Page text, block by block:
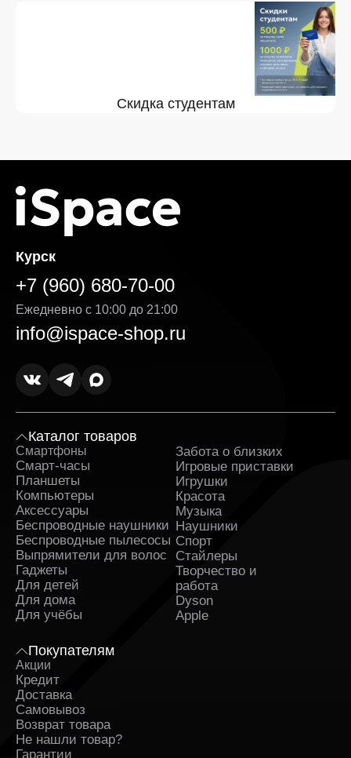
Скидка студентам
Курск
+7 (960) 680-70-00
Ежедневно с 10:00 до 21:00
info@ispace-shop.ru
Каталог товаров
Смартфоны
Смарт-часы
Планшеты
Компьютеры
Аксессуары
Беспроводные наушники
Беспроводные пылесосы
Выпрямители для волос
Гаджеты
Для детей
Для дома
Для учёбы
Забота о близких
Игровые приставки
Игрушки
Красота
Музыка
Наушники
Спорт
Стайлеры
Творчество и
работа
Dyson
Apple
Покупателям
Акции
Кредит
Доставка
Самовывоз
Возврат товара
Не нашли товар?
Гарантии